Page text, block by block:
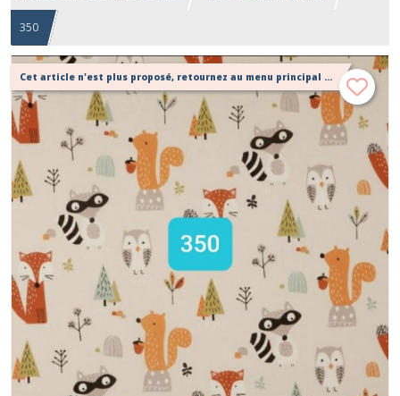
350
Cet article n'est plus proposé, retournez au menu principal ou contactez moi!